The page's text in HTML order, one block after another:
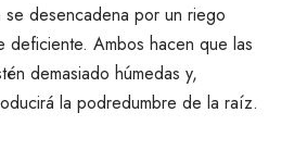
se desencadena por un riego
deficiente. Ambos hacen que las
demasiado húmedas y,
la podredumbre de la raíz.